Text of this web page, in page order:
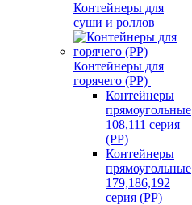
Контейнеры для
суши и роллов
Контейнеры для
горячего (PP)
Контейнеры
прямоугольные
108,111 серия
(PP)
Контейнеры
прямоугольные
179,186,192
серия (PP)